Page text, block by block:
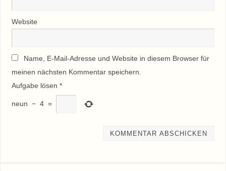
Website
Name, E-Mail-Adresse und Website in diesem Browser für
meinen nächsten Kommentar speichern.
Aufgabe lösen *
neun − 4 =